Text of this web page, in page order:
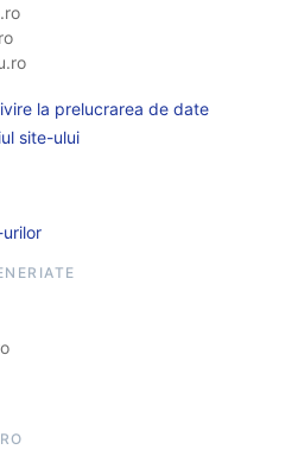
la prelucrarea de date
site-ului